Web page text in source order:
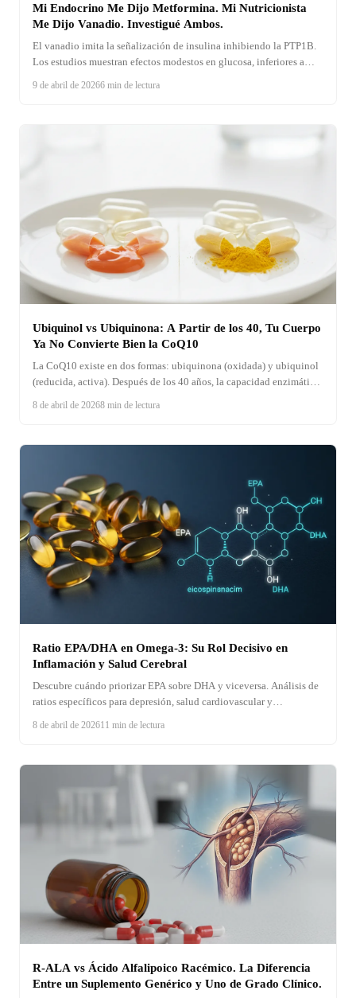
Mi Endocrino Me Dijo Metformina. Mi Nutricionista
Me Dijo Vanadio. Investigué Ambos.
El vanadio imita la señalización de insulina inhibiendo la PTP1B.
Los estudios muestran efectos modestos en glucosa, inferiores a
9 de abril de 20266 min de lectura
Ubiquinol vs Ubiquinona: A Partir de los 40, Tu Cuerpo
Ya No Convierte Bien la CoQ10
La CoQ10 existe en dos formas: ubiquinona (oxidada) y ubiquinol
(reducida, activa). Después de los 40 años, la capacidad enzimática
8 de abril de 20268 min de lectura
Ratio EPA/DHA en Omega-3: Su Rol Decisivo en
Inflamación y Salud Cerebral
Descubre cuándo priorizar EPA sobre DHA y viceversa. Análisis de
ratios específicos para depresión, salud cardiovascular y
8 de abril de 202611 min de lectura
R-ALA vs Ácido Alfalipoico Racémico. La Diferencia
Entre un Suplemento Genérico y Uno de Grado Clínico.